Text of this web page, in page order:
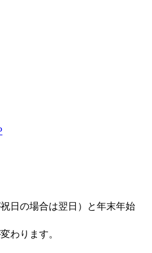
日の場合は翌日）と年末年始
わります。